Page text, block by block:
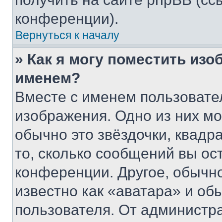
конференции).
Вернуться к началу
» Как я могу поместить
именем?
Вместе с именем
изображения. Одно из них
обычно это звёздочки,
то, сколько сообщений вы
конференции. Другое,
известно как «аватара» и
пользователя. От